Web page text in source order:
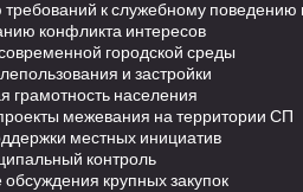
к служебному поведению
конфликта интересов
городской среды
и застройки
грамотность населения
межевания на территории СП
местных инициатив
контроль
крупных закупок